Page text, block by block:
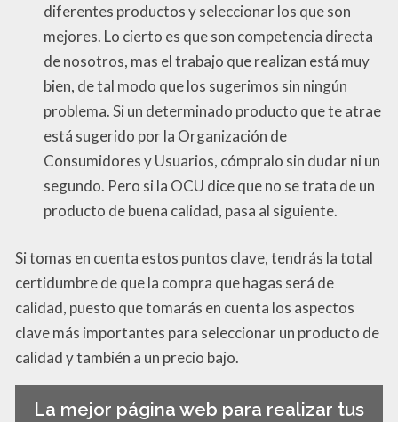
diferentes productos y seleccionar los que son
mejores. Lo cierto es que son competencia directa
de nosotros, mas el trabajo que realizan está muy
bien, de tal modo que los sugerimos sin ningún
problema. Si un determinado producto que te atrae
está sugerido por la Organización de
Consumidores y Usuarios, cómpralo sin dudar ni un
segundo. Pero si la OCU dice que no se trata de un
producto de buena calidad, pasa al siguiente.
Si tomas en cuenta estos puntos clave, tendrás la total
certidumbre de que la compra que hagas será de
calidad, puesto que tomarás en cuenta los aspectos
clave más importantes para seleccionar un producto de
calidad y también a un precio bajo.
La mejor página web para realizar tus